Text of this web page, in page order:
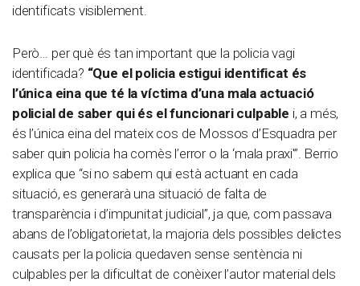
identificats visiblement.
Però… per què és tan important que la policia vagi
identificada? “Que el policia estigui identificat és
l’única eina que té la víctima d’una mala actuació
policial de saber qui és el funcionari culpable i, a més,
és l’única eina del mateix cos de Mossos d’Esquadra per
saber quin policia ha comès l’error o la ‘mala praxi'”. Berrio
explica que “si no sabem qui està actuant en cada
situació, es generarà una situació de falta de
transparència i d’impunitat judicial”, ja que, com passava
abans de l’obligatorietat, la majoria dels possibles delictes
causats per la policia quedaven sense sentència ni
culpables per la dificultat de conèixer l’autor material dels